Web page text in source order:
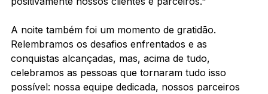
A noite também foi um momento de gratidão.
Relembramos os desafios enfrentados e as
conquistas alcançadas, mas, acima de tudo,
celebramos as pessoas que tornaram tudo isso
possível: nossa equipe dedicada, nossos parceiros